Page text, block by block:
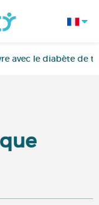
avec le diabète de